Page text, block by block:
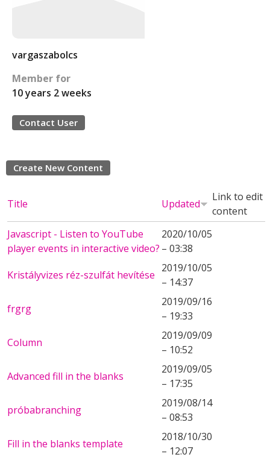
vargaszabolcs
Member for
10 years 2 weeks
Contact User
Create New Content
Title Updated
Link to edit
content
Javascript - Listen to YouTube
player events in interactive video?
2020/10/05
– 03:38
Kristályvizes réz-szulfát hevítése
2019/10/05
– 14:37
frgrg
2019/09/16
– 19:33
Column
2019/09/09
– 10:52
Advanced fill in the blanks
2019/09/05
– 17:35
próbabranching
2019/08/14
– 08:53
Fill in the blanks template
2018/10/30
– 12:07